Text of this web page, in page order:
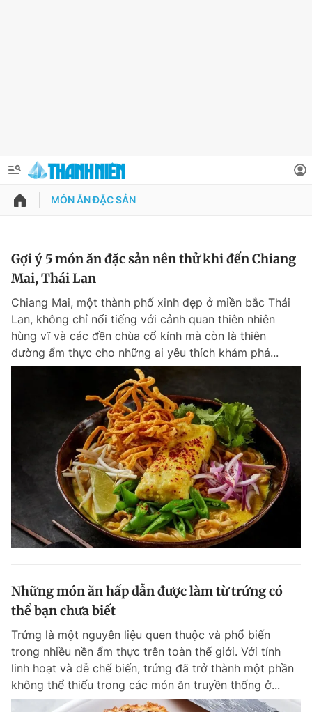
QUẢNG CÁO ĐẶT BÁO
Chuyên mục khác
Chào ngày mới Tin 24h
Tin thị trường Tin 360
Magazine
Sản phẩm khác
Tiện ích Bạn cần biết
Đọc Thanh Niên trên điện thoại
Thông tin tài khoản
Đổi mật khẩu
Tin đã lưu
Tin đã xem
MÓN ĂN ĐẶC SẢN
Gợi ý 5 món ăn đặc sản nên thử khi đến Chiang
Mai, Thái Lan
Chiang Mai, một thành phố xinh đẹp ở miền bắc Thái
Lan, không chỉ nổi tiếng với cảnh quan thiên nhiên
hùng vĩ và các đền chùa cổ kính mà còn là thiên
đường ẩm thực cho những ai yêu thích khám phá...
Những món ăn hấp dẫn được làm từ trứng có
thể bạn chưa biết
Trứng là một nguyên liệu quen thuộc và phổ biến
trong nhiều nền ẩm thực trên toàn thế giới. Với tính
linh hoạt và dễ chế biến, trứng đã trở thành một phần
không thể thiếu trong các món ăn truyền thống ở...